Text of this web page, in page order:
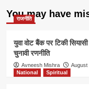
You may have
राजनीति
युवा वोट बैंक पर टिकी
चुनावी रणनीति
Avneesh Mishra August
National
Spiritual